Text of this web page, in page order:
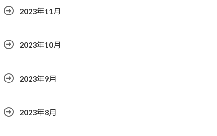
2023年11月
2023年10月
2023年9月
2023年8月